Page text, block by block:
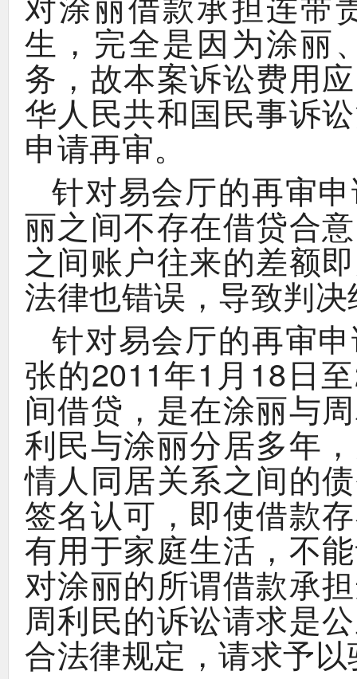
对涂丽借款承担连带
生 ， 完全是因为涂丽
务 ， 故本案诉讼费用
华人民共和国民事诉
申请再审。
针对易会厅的再审
丽之间不存在借贷合
之间账户往来的差额
法律也错误 ， 导致判
针对易会厅的再审
张的2011年1 月 18日至
间借贷 ， 是在涂丽与
利民与涂丽分居多年 ，
情人同居关系之间的
签名认可 ， 即使借款
有用于家庭生活 ， 不
对涂丽的所谓借款承
周利民的诉讼请求是
合法律规定 ，请求予以